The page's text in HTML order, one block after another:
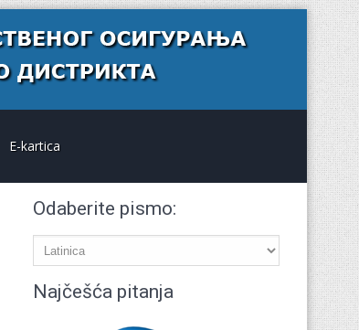
E-kartica
Odaberite pismo:
Najčešća pitanja